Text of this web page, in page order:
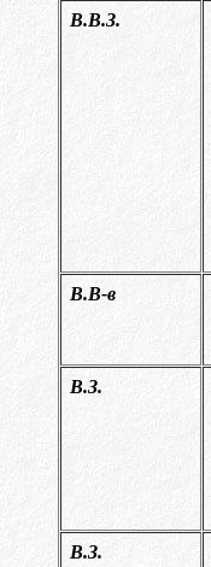
В.В.З.
В.В-в
В.З.
В.З.